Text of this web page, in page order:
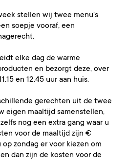
stellen wij twee menu's
soepje vooraf, een
elke dag de warme
en bezorgt deze, over
en 12.45 uur aan huis.
gerechten uit de twee
eigen maaltijd samenstellen,
nog een extra gang waar u
voor de maaltijd zijn €
zondag er voor kiezen om
dan zijn de kosten voor de